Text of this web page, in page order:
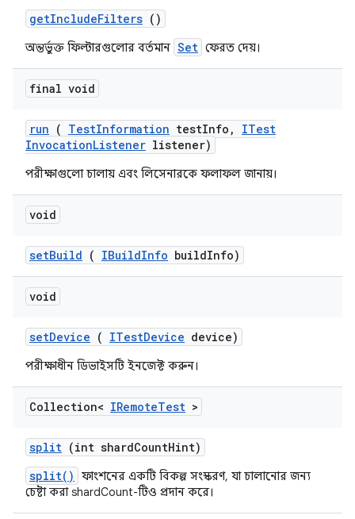
getIncludeFilters ()
অন্তর্ভুক্ত ফিল্টারগুলোর বর্তমান Set ফেরত দেয়।
final void
run ( TestInformation testInfo ,
ITest
InvocationListener listener)
পরীক্ষাগুলো চালায় এবং লিসেনারকে ফলাফল জানায়।
void
setBuild ( IBuildInfo buildInfo)
void
setDevice ( ITestDevice device)
পরীক্ষাধীন ডিভাইসটি ইনজেক্ট করুন।
Collection< IRemoteTest >
split (int shardCountHint)
split()
ফাংশনের একটি বিকল্প সংস্করণ, যা চালানোর জন্য
চেষ্টা করা shardCount-টিও প্রদান করে।